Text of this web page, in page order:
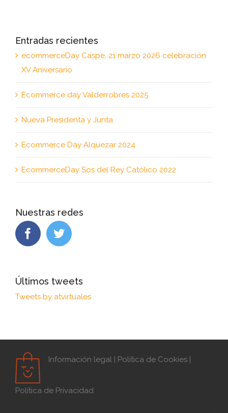
Entradas recientes
ecommerceDay Caspe, 21 marzo 2026 celebración
XV Aniversario
Ecommerce day Valderrobres 2025
Nueva Presidenta y Junta
Ecommerce Day Alquezar 2024
EcommerceDay Sos del Rey Católico 2022
Nuestras redes
Últimos tweets
Tweets by atvirtuales
Información legal | Política de Cookies |
Política de Privacidad